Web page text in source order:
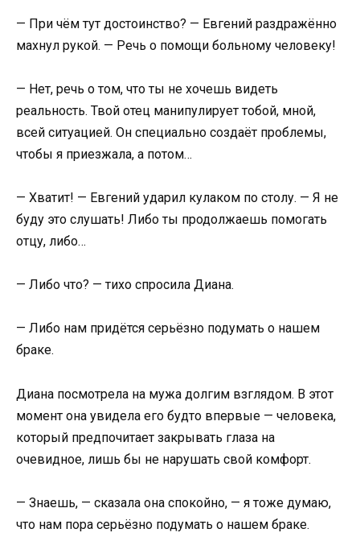
— При чём тут достоинство? — Евгений раздражённо
махнул рукой. — Речь о помощи больному человеку!
— Нет, речь о том, что ты не хочешь видеть
реальность. Твой отец манипулирует тобой, мной,
всей ситуацией. Он специально создаёт проблемы,
чтобы я приезжала, а потом…
— Хватит! — Евгений ударил кулаком по столу. — Я не
буду это слушать! Либо ты продолжаешь помогать
отцу, либо…
— Либо что? — тихо спросила Диана.
— Либо нам придётся серьёзно подумать о нашем
браке.
Диана посмотрела на мужа долгим взглядом. В этот
момент она увидела его будто впервые — человека,
который предпочитает закрывать глаза на
очевидное, лишь бы не нарушать свой комфорт.
— Знаешь, — сказала она спокойно, — я тоже думаю,
что нам пора серьёзно подумать о нашем браке.